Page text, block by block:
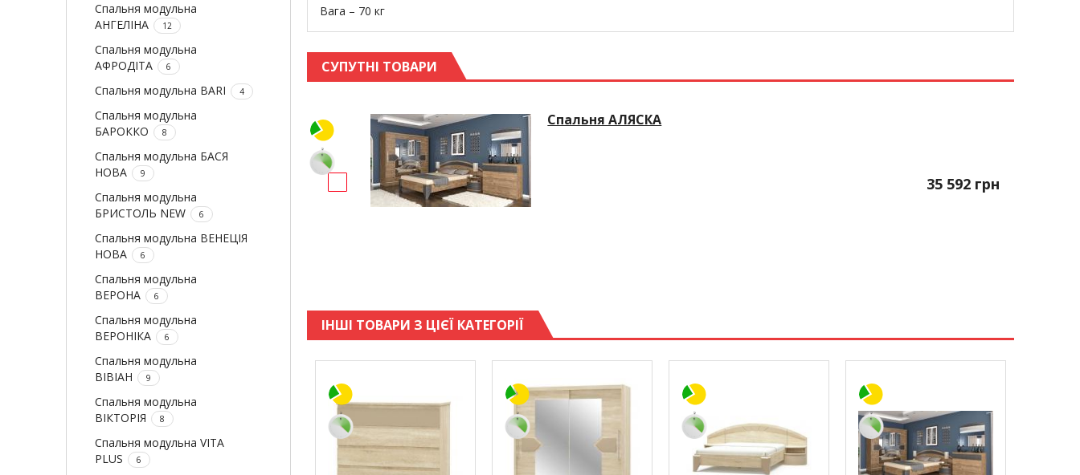
Спальня модульна
АНГЕЛІНА
12
Спальня модульна
АФРОДІТА
6
Спальня модульна BARI 4
Спальня модульна
БАРОККО
8
Спальня модульна БАСЯ
НОВА
9
Спальня модульна
БРИСТОЛЬ NEW
6
Спальня модульна ВЕНЕЦІЯ
НОВА
6
Спальня модульна
ВЕРОНА
6
Спальня модульна
ВЕРОНІКА
6
Спальня модульна
ВІВІАН
9
Спальня модульна
ВІКТОРІЯ
8
Спальня модульна VITA
PLUS
6
Вага – 70 кг
СУПУТНІ ТОВАРИ
Спальня АЛЯСКА
35 592 грн
ІНШІ ТОВАРИ З ЦІЄЇ КАТЕГОРІЇ